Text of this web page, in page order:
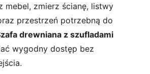
mebel, zmierz ścianę, listwy
przestrzeń potrzebną do
drewniana z szufladami
wygodny dostęp bez